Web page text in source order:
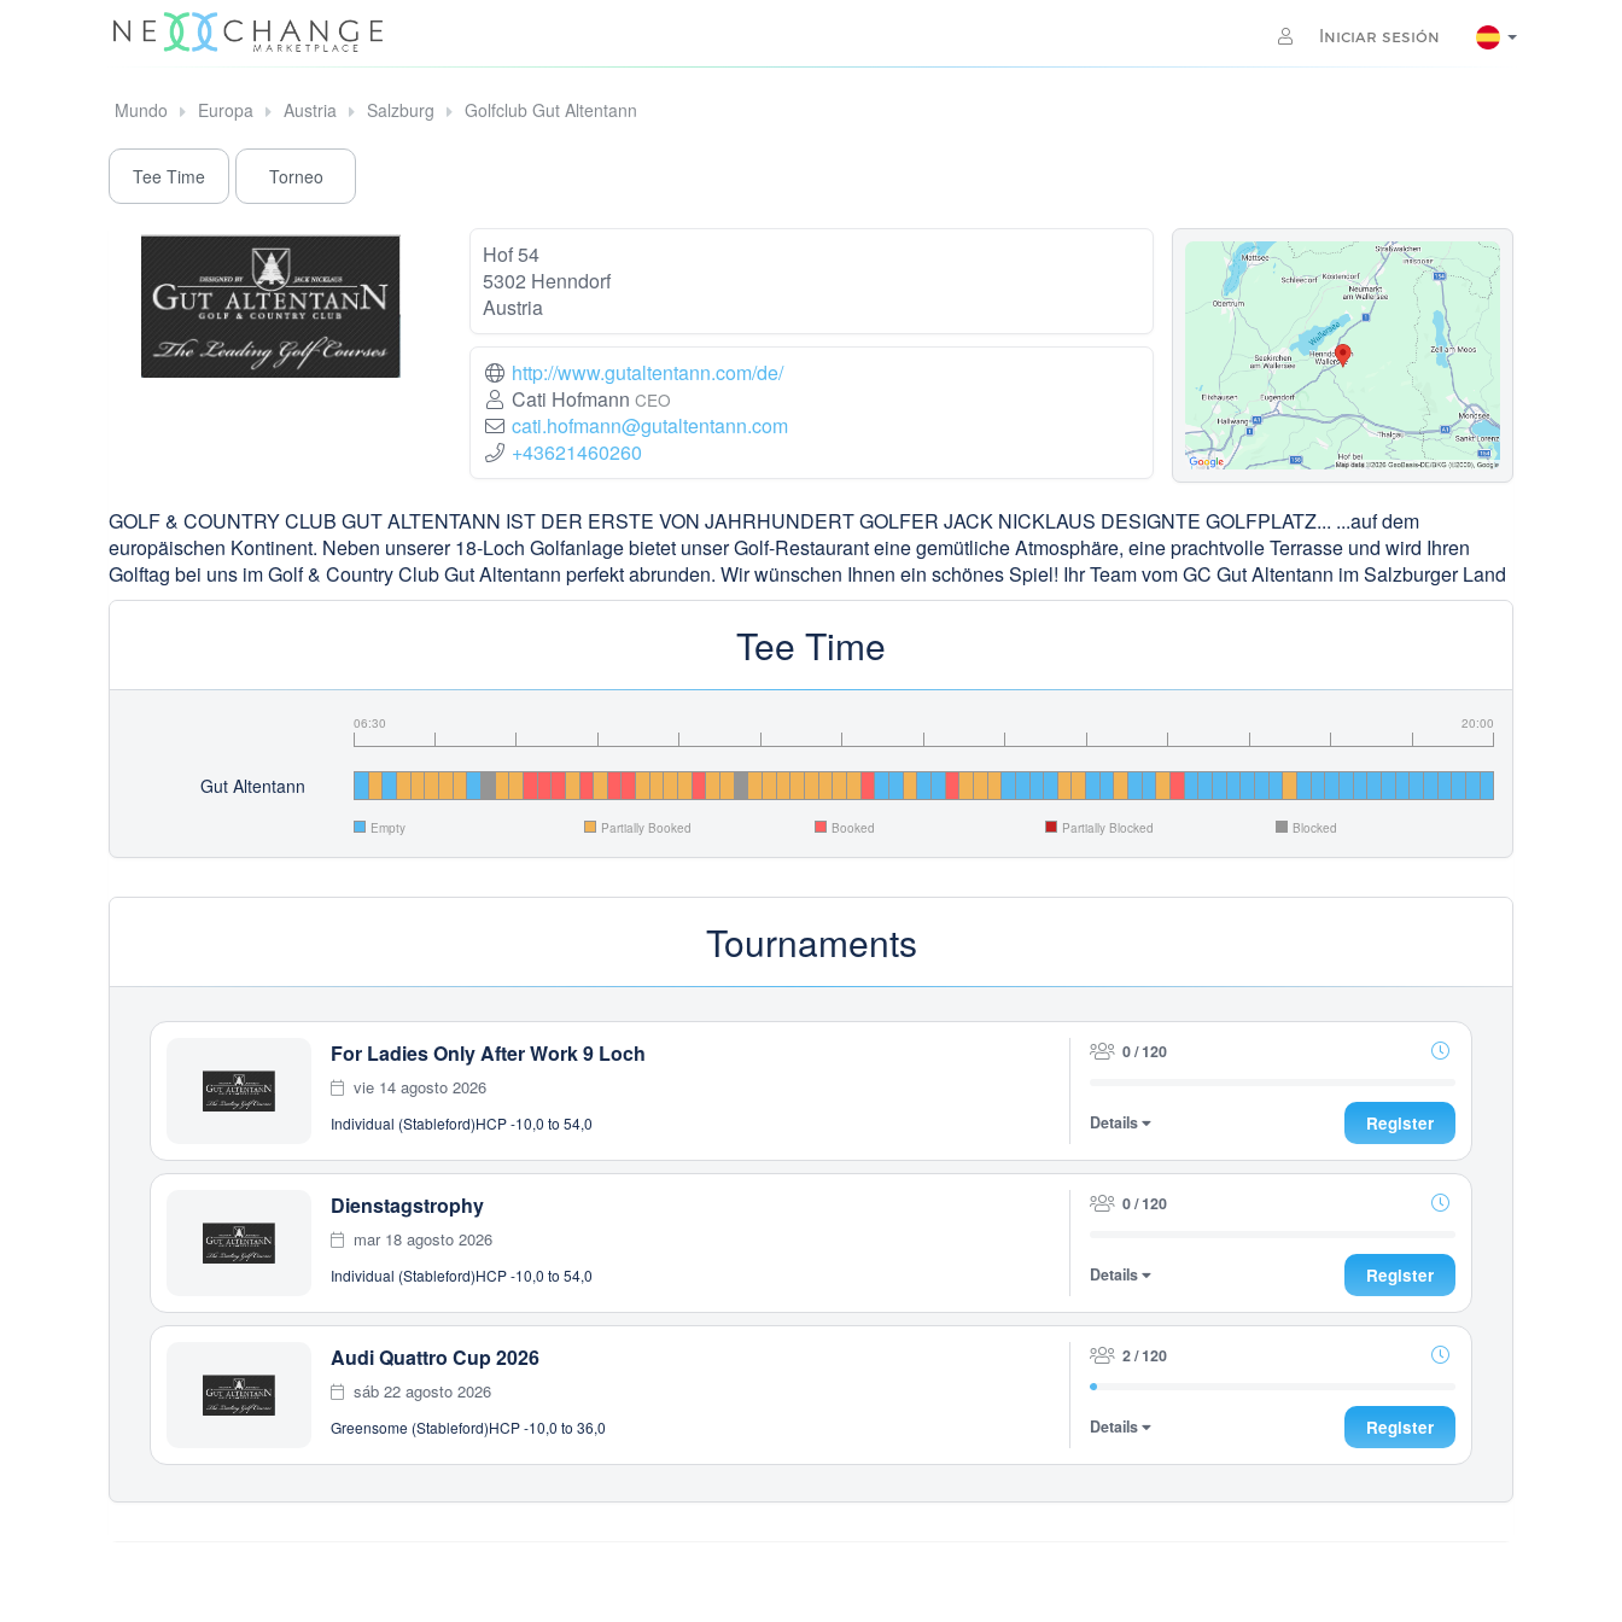
Iniciar sesión
Mundo Europa Austria Salzburg Golfclub Gut Altentann
Tee Time Torneo
Hof 54
5302 Henndorf
Austria
http://www.gutaltentann.com/de/
Cati Hofmann CEO
cati.hofmann@gutaltentann.com
+43621460260
GOLF & COUNTRY CLUB GUT ALTENTANN IST DER ERSTE VON JAHRHUNDERT GOLFER JACK NICKLAUS DESIGNTE GOLFPLATZ... ...auf dem
europäischen Kontinent. Neben unserer 18-Loch Golfanlage bietet unser Golf-Restaurant eine gemütliche Atmosphäre, eine prachtvolle Terrasse und wird Ihren
Golftag bei uns im Golf & Country Club Gut Altentann perfekt abrunden. Wir wünschen Ihnen ein schönes Spiel! Ihr Team vom GC Gut Altentann im Salzburger Land
Tee Time
06:30 20:00
Gut Altentann
Empty Partially Booked Booked Partially Blocked Blocked
Tournaments
For Ladies Only After Work 9 Loch
vie 14 agosto 2026
Individual (Stableford)HCP -10,0 to 54,0
0 / 120
Details Register
Dienstagstrophy
mar 18 agosto 2026
Individual (Stableford)HCP -10,0 to 54,0
0 / 120
Details Register
Audi Quattro Cup 2026
sáb 22 agosto 2026
Greensome (Stableford)HCP -10,0 to 36,0
2 / 120
Details Register